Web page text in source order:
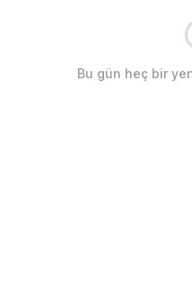
Bu gün heç bir